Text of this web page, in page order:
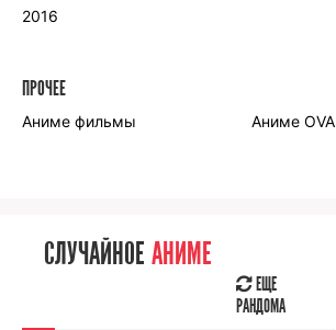
2016
ПРОЧЕЕ
Аниме фильмы Аниме OVA
СЛУЧАЙНОЕ АНИМЕ
ЕЩЕ
РАНДОМА